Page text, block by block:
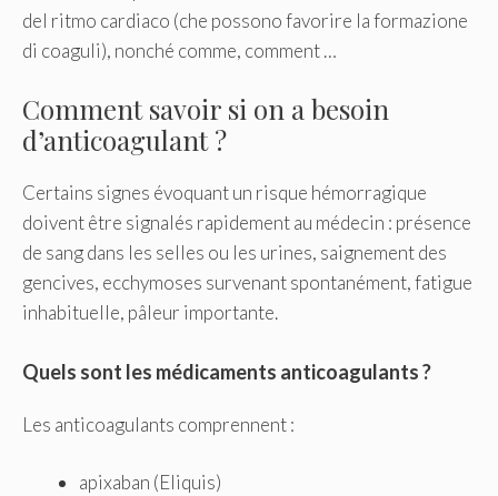
del ritmo cardiaco (che possono favorire la formazione
di coaguli), nonché comme, comment …
Comment savoir si on a besoin
d’anticoagulant ?
Certains signes évoquant un risque hémorragique
doivent être signalés rapidement au médecin : présence
de sang dans les selles ou les urines, saignement des
gencives, ecchymoses survenant spontanément, fatigue
inhabituelle, pâleur importante.
Quels sont les médicaments anticoagulants ?
Les anticoagulants comprennent :
apixaban (Eliquis)